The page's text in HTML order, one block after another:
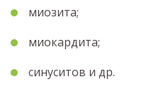
миозита;
миокардита;
синуситов и др.